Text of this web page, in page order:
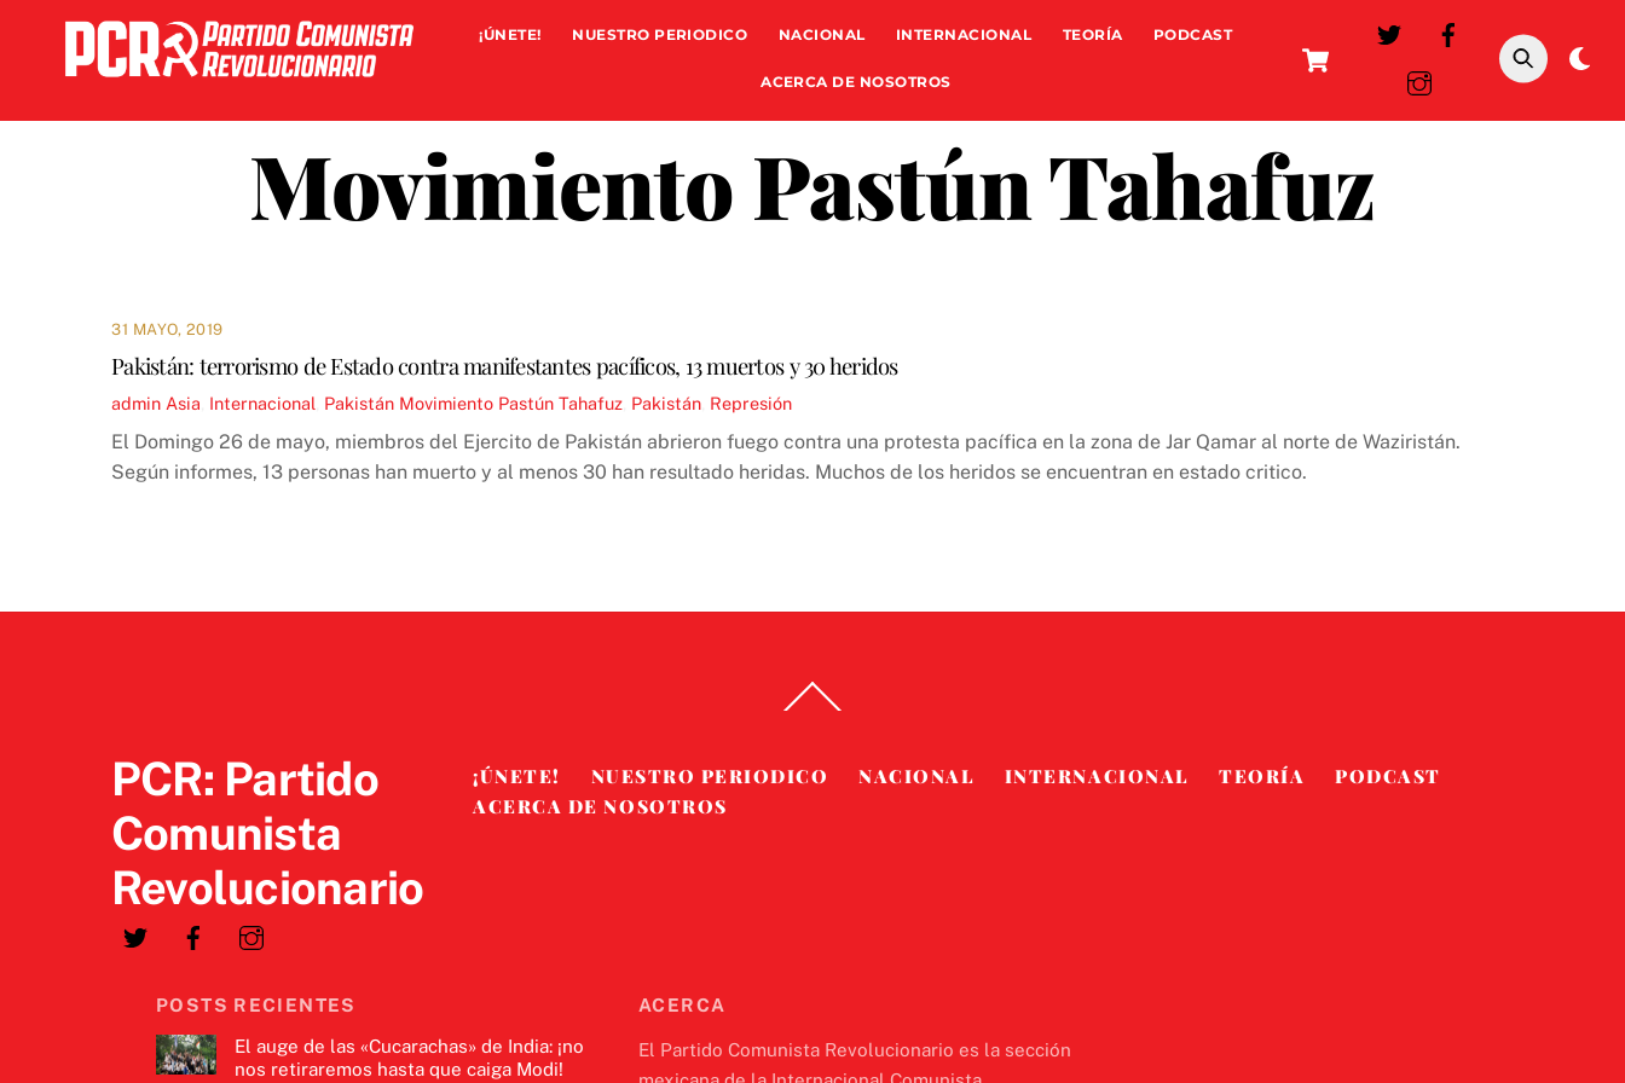
content
Cart
¡ÚNETE! NUESTRO PERIODICO NACIONAL INTERNACIONAL TEORÍA PODCAST
ACERCA DE NOSOTROS
Movimiento Pastún Tahafuz
31 MAYO, 2019
Pakistán: terrorismo de Estado contra manifestantes pacíficos, 13 muertos y 30 heridos
admin Asia Internacional Pakistán Movimiento Pastún Tahafuz Pakistán Represión
El Domingo 26 de mayo, miembros del Ejercito de Pakistán abrieron fuego contra una protesta pacífica en la zona de Jar Qamar al norte de Waziristán.
Según informes, 13 personas han muerto y al menos 30 han resultado heridas. Muchos de los heridos se encuentran en estado critico.
To
PCR: Partido
Comunista
Revolucionario
¡ÚNETE! NUESTRO PERIODICO NACIONAL INTERNACIONAL TEORÍA
PODCAST
ACERCA DE NOSOTROS
POSTS RECIENTES
El auge de las «Cucarachas» de India: ¡no
nos retiraremos hasta que caiga Modi!
ACERCA
El Partido Comunista Revolucionario es la sección